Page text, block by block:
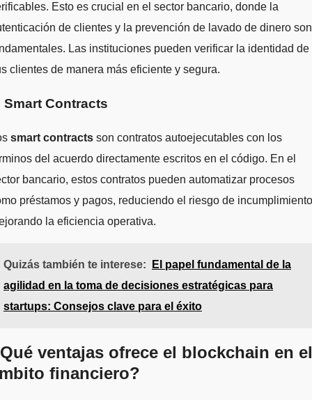
Esto es crucial en el sector bancario, donde la
de clientes y la prevención de lavado de dinero son
Las instituciones pueden verificar la identidad de
clientes de manera más eficiente y segura.
Smart Contracts
smart contracts son contratos autoejecutables con los
del acuerdo directamente escritos en el código. En el
bancario, estos contratos pueden automatizar procesos
préstamos y pagos, reduciendo el riesgo de
la eficiencia operativa.
Quizás también te interese:
El papel fundamental de la
agilidad en la toma de decisiones estratégicas para
startups: Consejos clave para el éxito
ventajas ofrece el blockchain en el
financiero?